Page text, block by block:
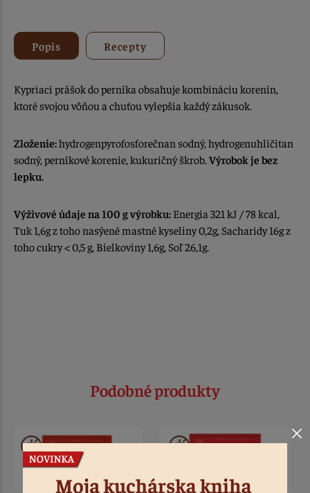
Popis Recepty
Kypriaci prášok do perníka obsahuje kombináciu korenín,
ktoré svojou vôňou a chuťou vylepšia každý zákusok.
Zloženie:hydrogenpyrofosforečnan sodný, hydrogenuhličitan
sodný, perníkové korenie, kukuričný škrob.Výrobok je bez
lepku.
Výživové údaje na 100 g výrobku: Energia 321 kJ / 78 kcal,
Tuk 1,6g z toho nasýené mastné kyseliny 0,2g, Sacharidy 16g z
toho cukry < 0,5 g, Bielkoviny 1,6g, Soľ 26,1g.
Podobné produkty